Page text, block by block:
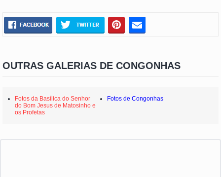
OUTRAS GALERIAS DE CONGONHAS
Fotos da Basílica do Senhor
do Bom Jesus de Matosinho e
os Profetas
Fotos de Congonhas